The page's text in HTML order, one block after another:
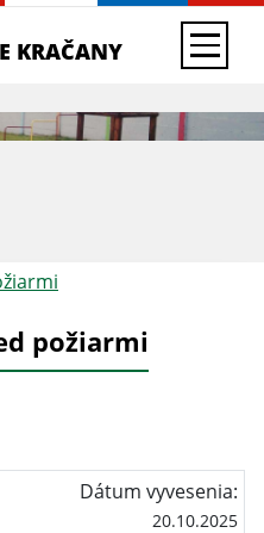
KRAČANY
požiarmi
Dátum vyvesenia:
20.10.2025